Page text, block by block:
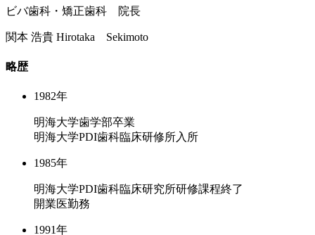
ビバ歯科・矯正歯科 院長
関本 浩貴 Hirotaka Sekimoto
略歴
1982年
明海大学歯学部卒業
明海大学PDI歯科臨床研修所入所
1985年
明海大学PDI歯科臨床研究所研修課程終了
開業医勤務
1991年